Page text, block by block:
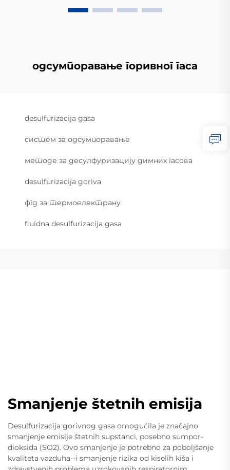
одсумпоравање горивног гаса
desulfurizacija gasa
систем за одсумпоравање
методе за десулфуризацију димних гасова
desulfurizacija goriva
фгд за термоелектрану
fluidna desulfurizacija gasa
Smanjenje štetnih emisija
Desulfurizacija gorivnog gasa omogućila je značajno
smanjenje emisije štetnih supstanci, posebno sumpor-
dioksida (SO2). Ovo smanjenje je potrebno za poboljšanje
kvaliteta vazduha--i smanjenje rizika od kiselih kiša i